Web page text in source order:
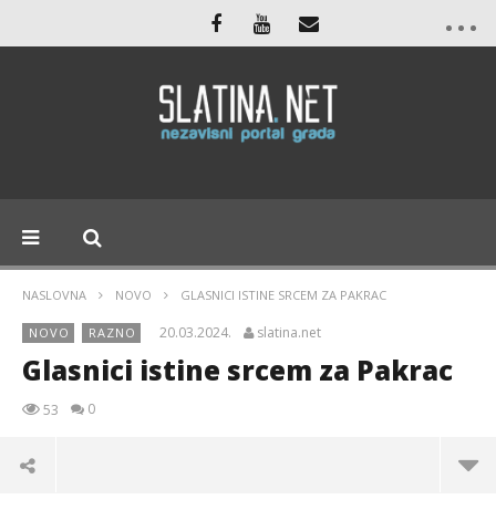
NASLOVNA NOVO GLASNICI ISTINE SRCEM ZA PAKRAC
NOVO RAZNO 20.03.2024. slatina.net
Glasnici istine srcem za Pakrac
53 0